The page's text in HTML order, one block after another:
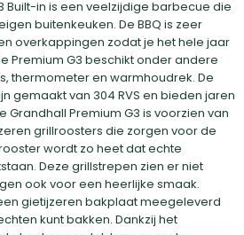
Built-in is een veelzijdige barbecue die
buitenkeuken. De BBQ is zeer
overkappingen zodat je het hele jaar
Premium G3 beschikt onder andere
thermometer en warmhoudrek. De
gemaakt van 304 RVS en bieden jaren
Grandhall Premium G3 is voorzien van
grillroosters die zorgen voor de
wordt zo heet dat echte
Deze grillstrepen zien er niet
ook voor een heerlijke smaak.
gietijzeren bakplaat meegeleverd
kunt bakken. Dankzij het